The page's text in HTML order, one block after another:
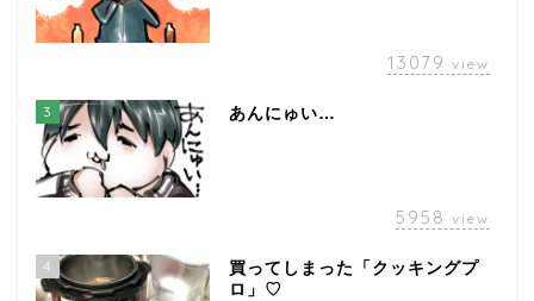
13079 view
3 あんにゅい…
5958 view
4
買ってしまった「クッキングプ
ロ」♡